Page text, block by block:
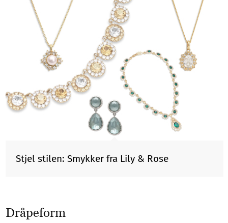
Stjel stilen: Smykker fra Lily & Rose
Dråpeform